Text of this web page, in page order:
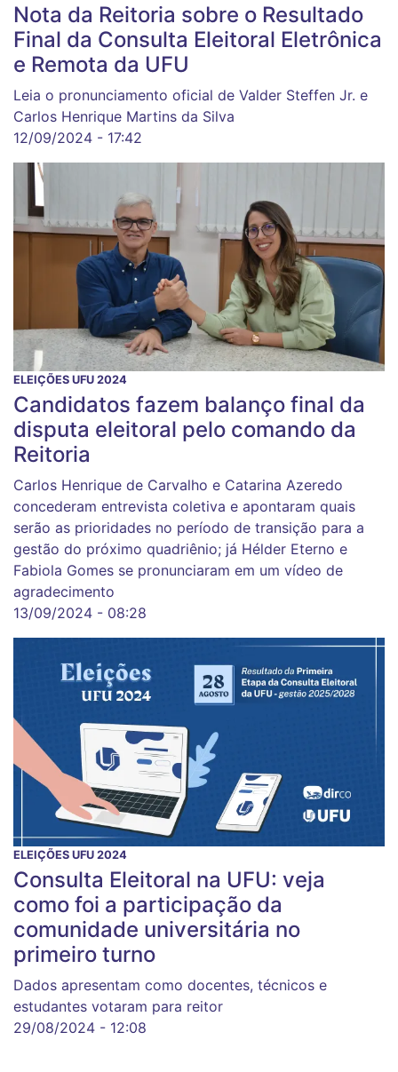
Nota da Reitoria sobre o Resultado
Final da Consulta Eleitoral Eletrônica
e Remota da UFU
Leia o pronunciamento oficial de Valder Steffen Jr. e
Carlos Henrique Martins da Silva
12/09/2024 - 17:42
ELEIÇÕES UFU 2024
Candidatos fazem balanço final da
disputa eleitoral pelo comando da
Reitoria
Carlos Henrique de Carvalho e Catarina Azeredo
concederam entrevista coletiva e apontaram quais
serão as prioridades no período de transição para a
gestão do próximo quadriênio; já Hélder Eterno e
Fabiola Gomes se pronunciaram em um vídeo de
agradecimento
13/09/2024 - 08:28
ELEIÇÕES UFU 2024
Consulta Eleitoral na UFU: veja
como foi a participação da
comunidade universitária no
primeiro turno
Dados apresentam como docentes, técnicos e
estudantes votaram para reitor
29/08/2024 - 12:08